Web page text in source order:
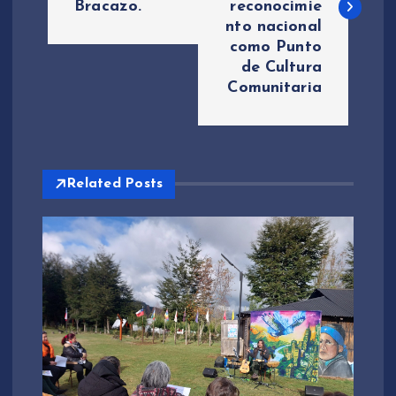
e
c
ó
n
d
e
Bracazo.
reconocimie
nto nacional
como Punto
de Cultura
Comunitaria
Related Posts